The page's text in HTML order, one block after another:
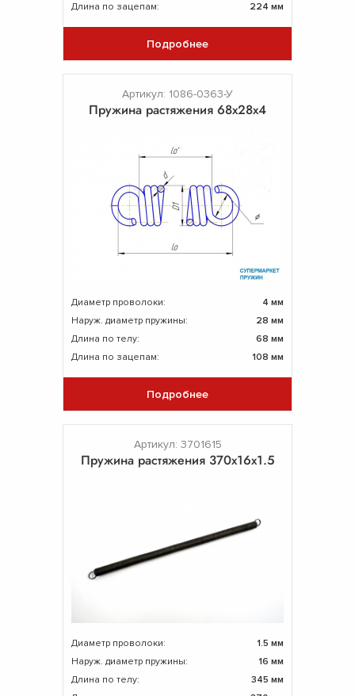
Длина по зацепам:
224 мм
Подробнее
Артикул: 1086-0363-У
Пружина растяжения 68х28х4
Диаметр проволоки:
4 мм
Наруж. диаметр пружины:
28 мм
Длина по телу:
68 мм
Длина по зацепам:
108 мм
Подробнее
Артикул: 3701615
Пружина растяжения 370х16х1.5
Диаметр проволоки:
1.5 мм
Наруж. диаметр пружины:
16 мм
Длина по телу:
345 мм